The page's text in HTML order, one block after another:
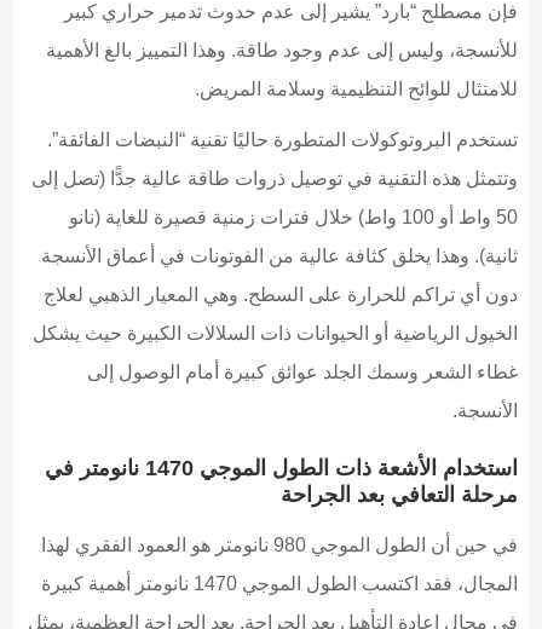
فإن مصطلح “بارد” يشير إلى عدم حدوث تدمير حراري كبير
للأنسجة، وليس إلى عدم وجود طاقة. وهذا التمييز بالغ الأهمية
للامتثال للوائح التنظيمية وسلامة المريض.
تستخدم البروتوكولات المتطورة حاليًا تقنية “النبضات الفائقة”.
وتتمثل هذه التقنية في توصيل ذروات طاقة عالية جدًّا (تصل إلى
50 واط أو 100 واط) خلال فترات زمنية قصيرة للغاية (نانو
ثانية). وهذا يخلق كثافة عالية من الفوتونات في أعماق الأنسجة
دون أي تراكم للحرارة على السطح. وهي المعيار الذهبي لعلاج
الخيول الرياضية أو الحيوانات ذات السلالات الكبيرة حيث يشكل
غطاء الشعر وسمك الجلد عوائق كبيرة أمام الوصول إلى
الأنسجة.
استخدام الأشعة ذات الطول الموجي 1470 نانومتر في
مرحلة التعافي بعد الجراحة
في حين أن الطول الموجي 980 نانومتر هو العمود الفقري لهذا
المجال، فقد اكتسب الطول الموجي 1470 نانومتر أهمية كبيرة
في مجال إعادة التأهيل بعد الجراحة. بعد الجراحة العظمية، يمثل